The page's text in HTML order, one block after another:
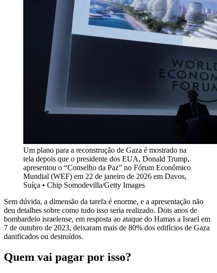
Um plano para a reconstrução de Gaza é mostrado na
tela depois que o presidente dos EUA, Donald Trump,
apresentou o “Conselho da Paz” no Fórum Econômico
Mundial (WEF) em 22 de janeiro de 2026 em Davos,
Suíça • Chip Somodevilla/Getty Images
Sem dúvida, a dimensão da tarefa é enorme, e a apresentação não
deu detalhes sobre como tudo isso seria realizado. Dois anos de
bombardeio israelense, em resposta ao ataque do Hamas a Israel em
7 de outubro de 2023, deixaram mais de 80% dos edifícios de Gaza
danificados ou destruídos.
Quem vai pagar por isso?